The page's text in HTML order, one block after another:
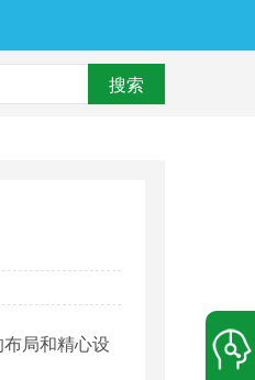
搜索
局和精心设